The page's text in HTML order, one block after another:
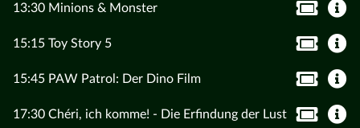
13:30 Minions & Monster
15:15 Toy Story 5
15:45 PAW Patrol: Der Dino Film
17:30 Chéri, ich komme! - Die Erfindung der Lust